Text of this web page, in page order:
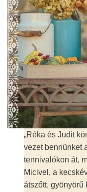
„Réka és Judit
vezet bennünket
tennivalókon át,
Micivel, a
átszőtt, gyönyörű